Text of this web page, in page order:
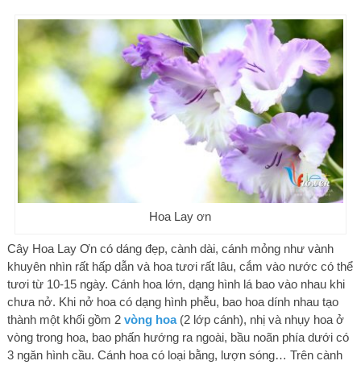
Hoa Lay ơn
Cây Hoa Lay Ơn có dáng đẹp, cành dài, cánh mỏng như vành
khuyên nhìn rất hấp dẫn và hoa tươi rất lâu, cắm vào nước có thể
tươi từ 10-15 ngày. Cánh hoa lớn, dạng hình lá bao vào nhau khi
chưa nở. Khi nở hoa có dạng hình phễu, bao hoa dính nhau tạo
thành một khối gồm 2 vòng hoa(2 lớp cánh), nhị và nhụy hoa ở
vòng trong hoa, bao phấn hướng ra ngoài, bầu noãn phía dưới có
3 ngăn hình cầu. Cánh hoa có loại bằng, lượn sóng… Trên cành